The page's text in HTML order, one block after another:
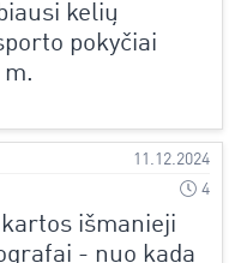
kelių
pokyčiai
m.
11.12.2024
4
išmanieji
- nuo kada